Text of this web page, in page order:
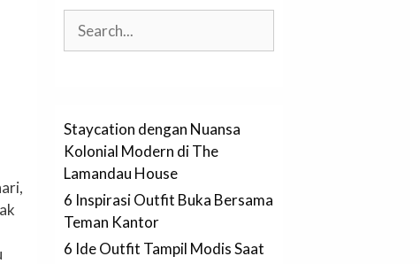
Staycation dengan Nuansa
Kolonial Modern di The
Lamandau House
6 Inspirasi Outfit Buka Bersama
Teman Kantor
6 Ide Outfit Tampil Modis Saat